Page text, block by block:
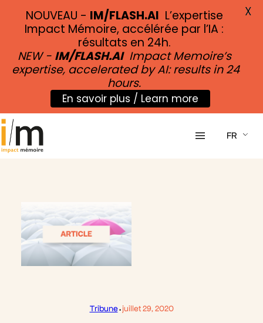
Aller
contenu
FR
Tribune· juillet 29, 2020
NOUVEAU - IM/FLASH.AI L’expertise
Impact Mémoire, accélérée par l’IA :
résultats en 24h.
NEW - IM/FLASH.AIImpact Memoire’s
expertise, accelerated by AI: results in 24
hours.
En savoir plus / Learn more
X